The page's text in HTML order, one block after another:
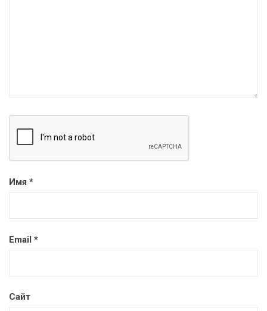
Имя *
Email *
Сайт